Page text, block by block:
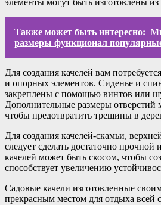
элементы могут быть изготовлены из
Также может быть интересно:
размеры функционал
Для создания качелей вам
и опорных элементов. Сиденье и
закреплены с помощью винтов или
Дополнительные размеры отверстий
чтобы предотвратить трещины в
Для создания качелей-скамьи,
следует сделать достаточно прочной
качелей может быть скосом, чтобы
способствует увеличению
Садовые качели изготовленные
прекрасным местом для отдыха всей